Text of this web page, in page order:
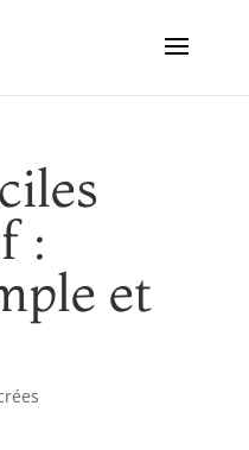
:
et